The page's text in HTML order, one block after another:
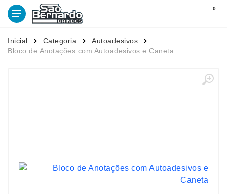
0
Inicial Categoria
Autoadesivos
Bloco de Anotações com Autoadesivos e Caneta